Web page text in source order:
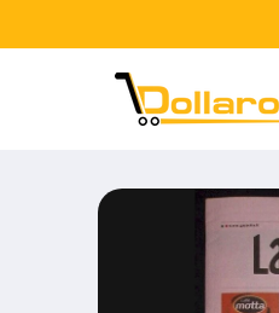
ai contenuti
Passa alle